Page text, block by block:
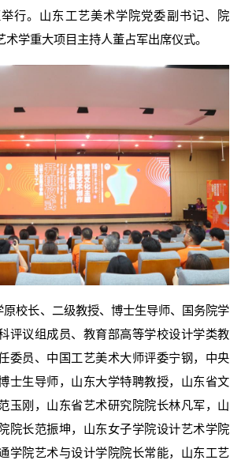
行。山东工艺美术学院党委副书记、院
学重大项目主持人董占军出席仪式。
原校长、二级教授、博士生导师、国务院学
评议组成员、教育部高等学校设计学类教
委员、中国工艺美术大师评委宁钢，中央
士生导师，山东大学特聘教授，山东省文
玉刚，山东省艺术研究院院长林凡军，山
院长范振坤，山东女子学院设计艺术学院
学院艺术与设计学院院长常能，山东工艺